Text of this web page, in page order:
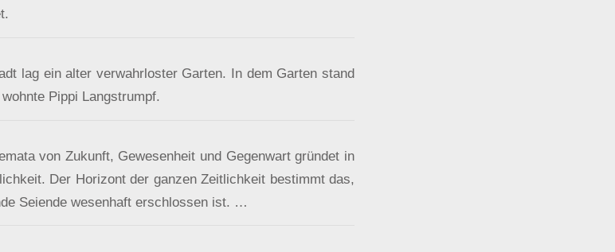
lag ein alter verwahrloster Garten. In dem Garten stand
Pippi Langstrumpf.
von Zukunft, Gewesenheit und Gegenwart gründet in
Der Horizont der ganzen Zeitlichkeit bestimmt das,
Seiende wesenhaft erschlossen ist. …